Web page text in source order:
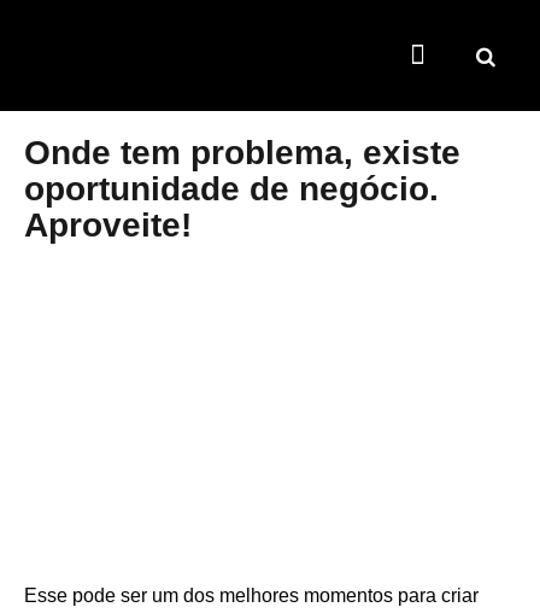
Onde tem problema, existe
oportunidade de negócio.
Aproveite!
Esse pode ser um dos melhores momentos para criar